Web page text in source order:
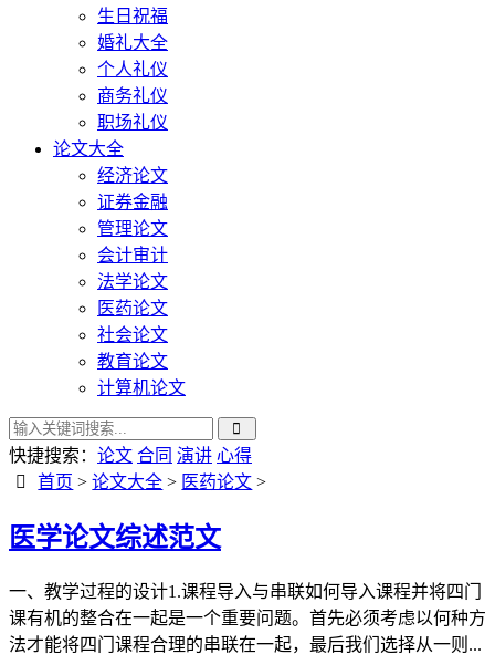
生日祝福
婚礼大全
个人礼仪
商务礼仪
职场礼仪
论文大全
经济论文
证券金融
管理论文
会计审计
法学论文
医药论文
社会论文
教育论文
计算机论文
快捷搜索： 论文 合同 演讲 心得
首页 >论文大全 > 医药论文 >
医学论文综述范文
一、教学过程的设计1.课程导入与串联如何导入课程并将四门
课有机的整合在一起是一个重要问题。首先必须考虑以何种方
法才能将四门课程合理的串联在一起，最后我们选择从一则...